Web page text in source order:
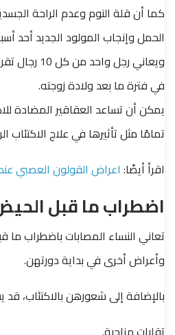
كما أن قلة النوم وعدم الراحة
الحمل وإنجاب المولود الجديد أحد
ويعاني رجل
في فترة ما بعد ولادة زوجته.
يمكن أن تساعد العقاقير المضادة
تمامًا مثل تأثيرها في علاج الاكتئاب
اقرأ أيضًا: اعراض القولون العصبي
اضطراب ما قبل
تعاني النساء المصابات باضطراب ما
وأعراض أخرى في بداية دورتهن.
بالإضافة إلى شعورهن بالاكتئاب، قد